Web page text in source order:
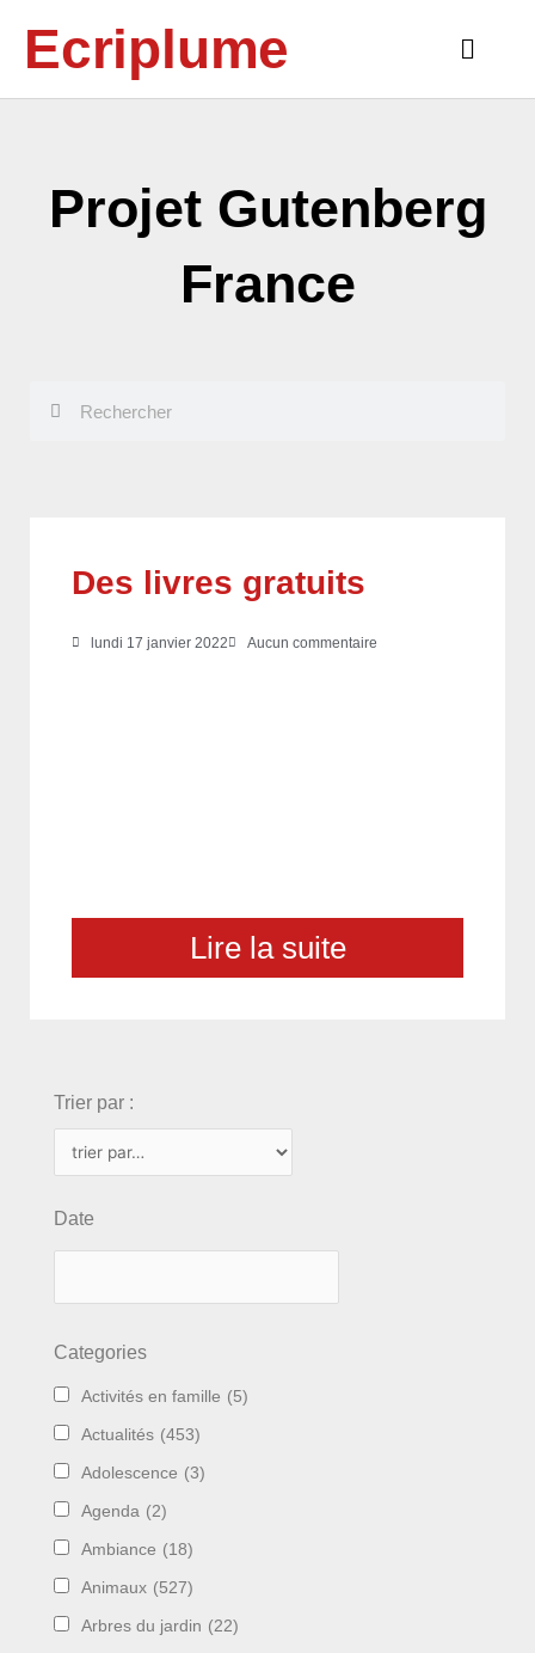
contenuEcriplume
Main
Projet Gutenberg
France
Des livres gratuits
lundi 17 janvier 2022 Aucun commentaire
Lire la suite
Trier par :
Date
Categories
Activités en famille (5)
Actualités (453)
Adolescence (3)
Agenda (2)
Ambiance (18)
Animaux (527)
Arbres du jardin (22)